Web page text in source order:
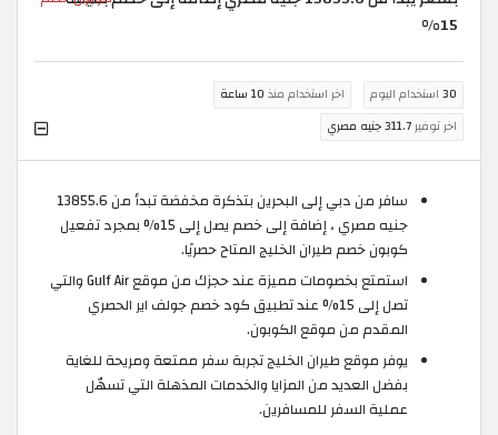
15%
30 استخدام اليوم اخر استخدام منذ 10 ساعة
اخر توفير311.7 جنيه مصري
سافر من دبي إلى البحرين بتذكرة مخفضة تبدأ من 13855.6
جنيه مصري ، إضافة إلى خصم يصل إلى 15% بمجرد تفعيل
كوبون خصم طيران الخليج المتاح حصريًا.
استمتع بخصومات مميزة عند حجزك من موقع Gulf Air والتي
تصل إلى 15% عند تطبيق كود خصم جولف اير الحصري
المقدم من موقع الكوبون.
يوفر موقع طيران الخليج تجربة سفر ممتعة ومريحة للغاية
بفضل العديد من المزايا والخدمات المذهلة التي تسهّل
عملية السفر للمسافرين.